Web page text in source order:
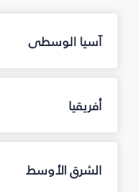
آسيا الوسطى
أفريقيا
الشرق الأوسط